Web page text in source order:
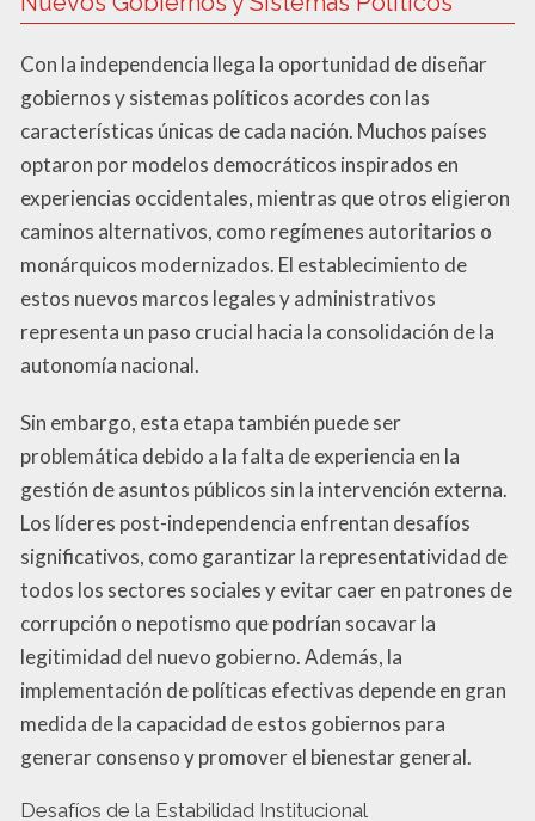
Con la independencia llega la oportunidad de diseñar
gobiernos y sistemas políticos acordes con las
características únicas de cada nación. Muchos países
optaron por modelos democráticos inspirados en
experiencias occidentales, mientras que otros eligieron
caminos alternativos, como regímenes autoritarios o
monárquicos modernizados. El establecimiento de
estos nuevos marcos legales y administrativos
representa un paso crucial hacia la consolidación de la
autonomía nacional.
Sin embargo, esta etapa también puede ser
problemática debido a la falta de experiencia en la
gestión de asuntos públicos sin la intervención externa.
Los líderes post-independencia enfrentan desafíos
significativos, como garantizar la representatividad de
todos los sectores sociales y evitar caer en patrones de
corrupción o nepotismo que podrían socavar la
legitimidad del nuevo gobierno. Además, la
implementación de políticas efectivas depende en gran
medida de la capacidad de estos gobiernos para
generar consenso y promover el bienestar general.
Desafíos de la Estabilidad Institucional